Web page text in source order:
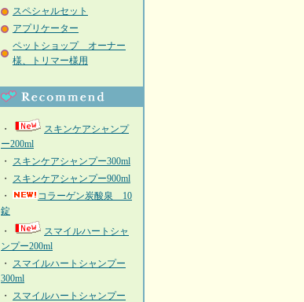
スペシャルセット
アプリケーター
ペットショップ オーナー
様、トリマー様用
・
スキンケアシャンプ
ー200ml
・ スキンケアシャンプー300ml
・ スキンケアシャンプー900ml
・
コラーゲン炭酸泉 10
錠
・
スマイルハートシャ
ンプー200ml
・ スマイルハートシャンプー
300ml
・ スマイルハートシャンプー